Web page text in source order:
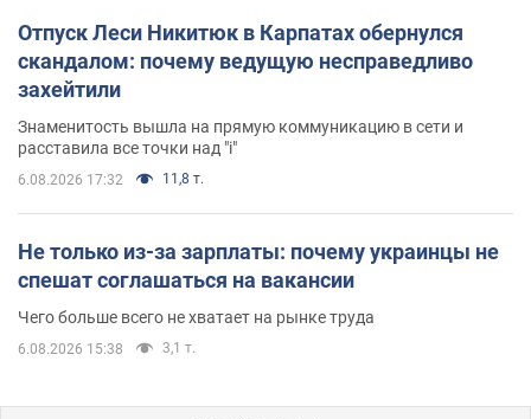
Отпуск Леси Никитюк в Карпатах обернулся
скандалом: почему ведущую несправедливо
захейтили
Знаменитость вышла на прямую коммуникацию в сети и
расставила все точки над "i"
6.08.2026 17:32 11,8 т.
Не только из-за зарплаты: почему украинцы не
спешат соглашаться на вакансии
Чего больше всего не хватает на рынке труда
6.08.2026 15:38 3,1 т.